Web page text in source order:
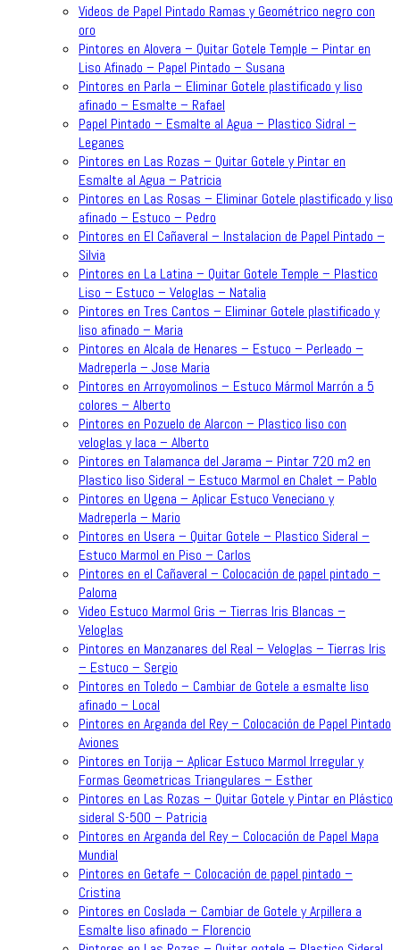
Videos de Papel Pintado Ramas y Geométrico negro con
oro
Pintores en Alovera – Quitar Gotele Temple – Pintar en
Liso Afinado – Papel Pintado – Susana
Pintores en Parla – Eliminar Gotele plastificado y liso
afinado – Esmalte – Rafael
Papel Pintado – Esmalte al Agua – Plastico Sidral –
Leganes
Pintores en Las Rozas – Quitar Gotele y Pintar en
Esmalte al Agua – Patricia
Pintores en Las Rosas – Eliminar Gotele plastificado y liso
afinado – Estuco – Pedro
Pintores en El Cañaveral – Instalacion de Papel Pintado –
Silvia
Pintores en La Latina – Quitar Gotele Temple – Plastico
Liso – Estuco – Veloglas – Natalia
Pintores en Tres Cantos – Eliminar Gotele plastificado y
liso afinado – Maria
Pintores en Alcala de Henares – Estuco – Perleado –
Madreperla – Jose Maria
Pintores en Arroyomolinos – Estuco Mármol Marrón a 5
colores – Alberto
Pintores en Pozuelo de Alarcon – Plastico liso con
veloglas y laca – Alberto
Pintores en Talamanca del Jarama – Pintar 720 m2 en
Plastico liso Sideral – Estuco Marmol en Chalet – Pablo
Pintores en Ugena – Aplicar Estuco Veneciano y
Madreperla – Mario
Pintores en Usera – Quitar Gotele – Plastico Sideral –
Estuco Marmol en Piso – Carlos
Pintores en el Cañaveral – Colocación de papel pintado –
Paloma
Video Estuco Marmol Gris – Tierras Iris Blancas –
Veloglas
Pintores en Manzanares del Real – Veloglas – Tierras Iris
– Estuco – Sergio
Pintores en Toledo – Cambiar de Gotele a esmalte liso
afinado – Local
Pintores en Arganda del Rey – Colocación de Papel Pintado
Aviones
Pintores en Torija – Aplicar Estuco Marmol Irregular y
Formas Geometricas Triangulares – Esther
Pintores en Las Rozas – Quitar Gotele y Pintar en Plástico
sideral S-500 – Patricia
Pintores en Arganda del Rey – Colocación de Papel Mapa
Mundial
Pintores en Getafe – Colocación de papel pintado –
Cristina
Pintores en Coslada – Cambiar de Gotele y Arpillera a
Esmalte liso afinado – Florencio